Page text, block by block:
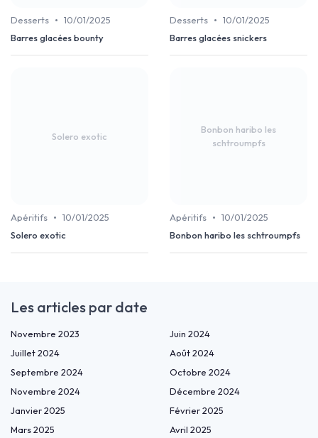
Desserts • 10/01/2025
Barres glacées bounty
Desserts • 10/01/2025
Barres glacées snickers
Solero exotic
Apéritifs • 10/01/2025
Solero exotic
Bonbon haribo les
schtroumpfs
Apéritifs • 10/01/2025
Bonbon haribo les schtroumpfs
Les articles par date
Novembre 2023
Juin 2024
Juillet 2024
Août 2024
Septembre 2024
Octobre 2024
Novembre 2024
Décembre 2024
Janvier 2025
Février 2025
Mars 2025
Avril 2025